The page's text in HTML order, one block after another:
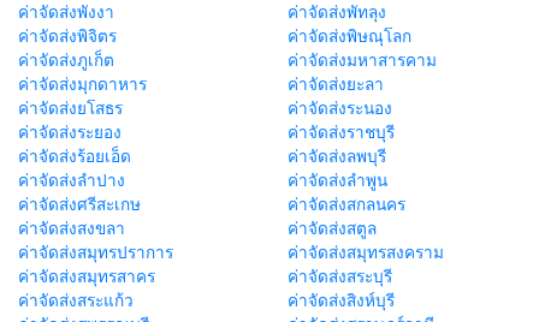
ค่าจัดส่งพังงา
ค่าจัดส่งพัทลุง
ค่าจัดส่งพิจิตร
ค่าจัดส่งพิษณุโลก
ค่าจัดส่งภูเก็ต
ค่าจัดส่งมหาสารคาม
ค่าจัดส่งมุกดาหาร
ค่าจัดส่งยะลา
ค่าจัดส่งยโสธร
ค่าจัดส่งระนอง
ค่าจัดส่งระยอง
ค่าจัดส่งราชบุรี
ค่าจัดส่งร้อยเอ็ด
ค่าจัดส่งลพบุรี
ค่าจัดส่งลำปาง
ค่าจัดส่งลำพูน
ค่าจัดส่งศรีสะเกษ
ค่าจัดส่งสกลนคร
ค่าจัดส่งสงขลา
ค่าจัดส่งสตูล
ค่าจัดส่งสมุทรปราการ
ค่าจัดส่งสมุทรสงคราม
ค่าจัดส่งสมุทรสาคร
ค่าจัดส่งสระบุรี
ค่าจัดส่งสระแก้ว
ค่าจัดส่งสิงห์บุรี